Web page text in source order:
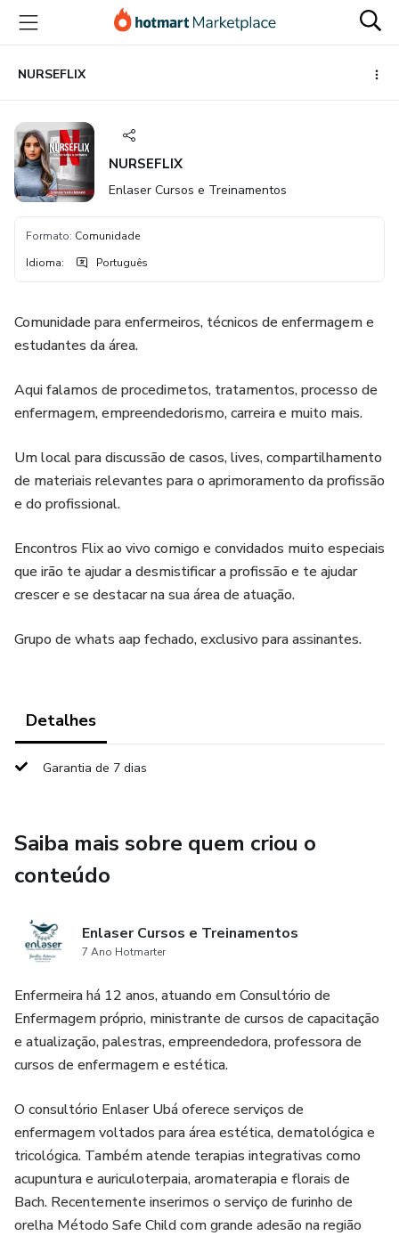
para
conteúdo
principal
para
pagamento
para
rodapé
NURSEFLIX
NURSEFLIX
Enlaser Cursos e Treinamentos
Formato: Comunidade
Idioma: Português
Comunidade para enfermeiros, técnicos de enfermagem e
estudantes da área.
Aqui falamos de procedimetos, tratamentos, processo de
enfermagem, empreendedorismo, carreira e muito mais.
Um local para discussão de casos, lives, compartilhamento
de materiais relevantes para o aprimoramento da profissão
e do profissional.
Encontros Flix ao vivo comigo e convidados muito especiais
que irão te ajudar a desmistificar a profissão e te ajudar
crescer e se destacar na sua área de atuação.
Grupo de whats aap fechado, exclusivo para assinantes.
Detalhes
Garantia de 7 dias
Saiba mais sobre quem criou o
conteúdo
Enlaser Cursos e Treinamentos
7 Ano Hotmarter
Enfermeira há 12 anos, atuando em Consultório de
Enfermagem próprio, ministrante de cursos de capacitação
e atualização, palestras, empreendedora, professora de
cursos de enfermagem e estética.
O consultório Enlaser Ubá oferece serviços de
enfermagem voltados para área estética, dematológica e
tricológica. Também atende terapias integrativas como
acupuntura e auriculoterpaia, aromaterapia e florais de
Bach. Recentemente inserimos o serviço de furinho de
orelha Método Safe Child com grande adesão na região